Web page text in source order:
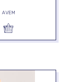
AVEM